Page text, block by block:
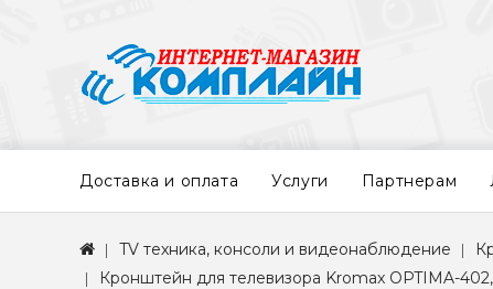
Доставка и оплата Услуги Партнерам
TV техника, консоли и видеонаблюдение
Кронштейн для телевизора Kromax OPTIMA-